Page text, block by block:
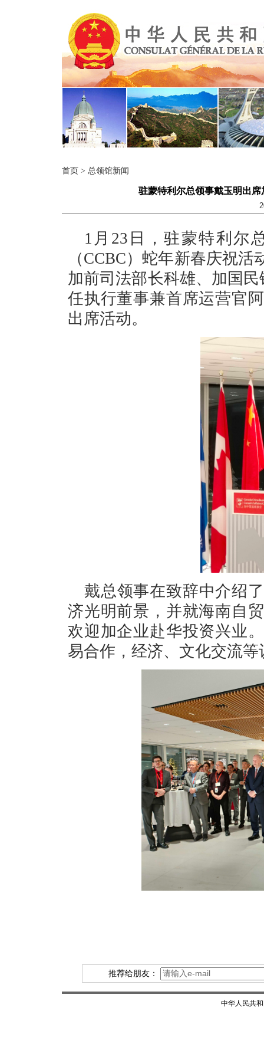
首页 > 总领馆新闻
驻蒙特利尔总领事戴玉明出
1月23日，驻蒙特利尔
（CCBC）蛇年新春庆祝
加前司法部长科雄、加国
任执行董事兼首席运营官
出席活动。
戴总领事在致辞中介绍
济光明前景，并就海南自
欢迎加企业赴华投资兴业
易合作，经济、文化交流
推荐给朋友：
中华人民共